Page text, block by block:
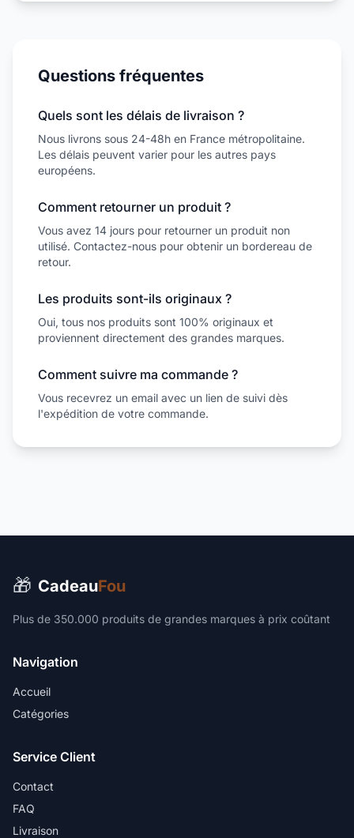
Questions fréquentes
Quels sont les délais de livraison ?
Nous livrons sous 24-48h en France métropolitaine.
Les délais peuvent varier pour les autres pays
européens.
Comment retourner un produit ?
Vous avez 14 jours pour retourner un produit non
utilisé. Contactez-nous pour obtenir un bordereau de
retour.
Les produits sont-ils originaux ?
Oui, tous nos produits sont 100% originaux et
proviennent directement des grandes marques.
Comment suivre ma commande ?
Vous recevrez un email avec un lien de suivi dès
l'expédition de votre commande.
🎁 CadeauFou
Plus de 350.000 produits de grandes marques à prix coûtant
Navigation
Accueil
Catégories
Service Client
Contact
FAQ
Livraison